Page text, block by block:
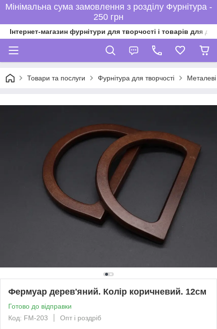
Мінімальна сума замовлення з розділу Фурнітура -
250 грн
Інтернет-магазин фурнітури для творчості і товарів для
Товари та послуги Фурнітура для творчості
Фермуар дерев'яний. Колір коричневий. 12см
Готово до відправки
Код: FM-203
Опт і роздріб